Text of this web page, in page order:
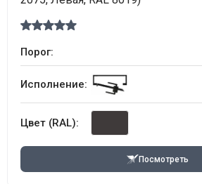
Порог:
Исполнение:
Цвет (RAL):
Посмотреть